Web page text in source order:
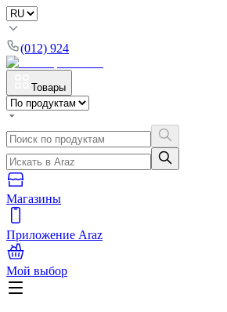
(012) 924
Товары
Магазины
Приложение Araz
Мой выбор